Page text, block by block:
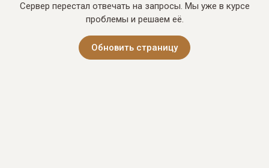
Сервер перестал отвечать на запросы. Мы уже в курсе
проблемы и решаем её.
Обновить страницу